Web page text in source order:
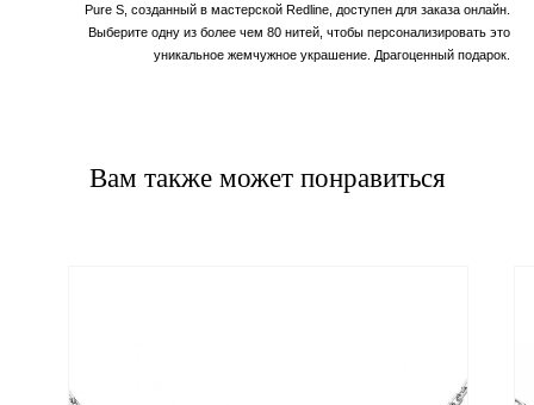
Pure S, созданный в мастерской Redline, доступен для заказа онлайн.
Выберите одну из более чем 80 нитей, чтобы персонализировать это
уникальное жемчужное украшение. Драгоценный подарок.
Вам также может понравиться